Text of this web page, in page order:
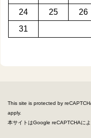
24
25 26
31
This site is protected by
apply.
本サイトはGoogle reCAPTCHAに